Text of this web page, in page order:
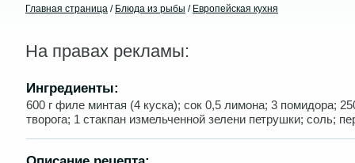
Главная страница / Блюда из рыбы / Европейская кухня
На правах рекламы:
Ингредиенты:
600 г филе минтая (4 куска); сок 0,5 лимона; 3 помидора;
творога; 1 стакпан измельченной зелени петрушки; соль;